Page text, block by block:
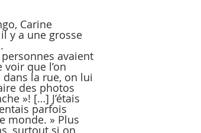
Carine
y a une grosse
avaient
que l’on
la rue, on lui
des photos
»! […] J’étais
parfois
monde. » Plus
surtout si on